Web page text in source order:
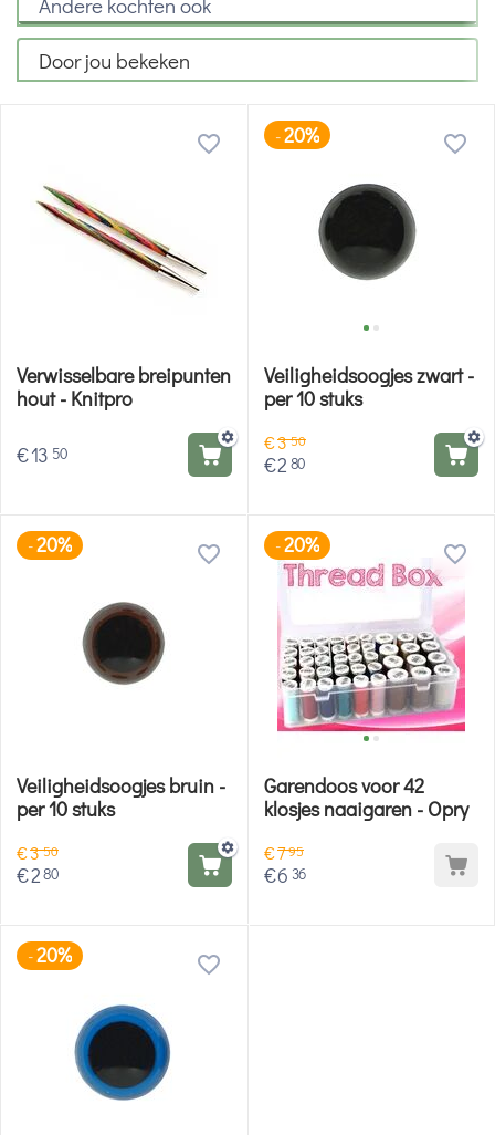
Door jou bekeken
Verwisselbare breipunten
hout - Knitpro
€13 50
-20%
Veiligheidsoogjes zwart -
per 10 stuks
€350
€2 80
-20%
Veiligheidsoogjes bruin -
per 10 stuks
€350
€280
-20%
Garendoos voor 42
klosjes naaigaren - Opry
€795
€6 36
-20%